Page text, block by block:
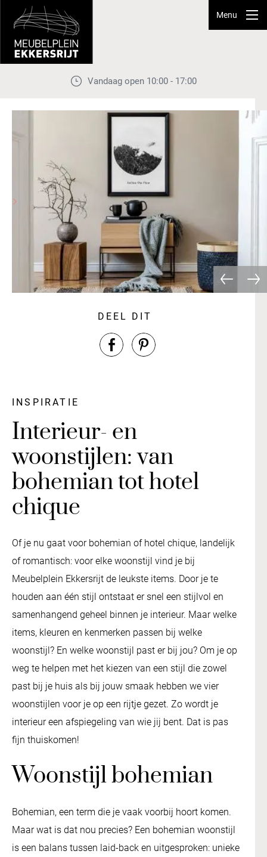
Menu
Vandaag open 10:00 - 17:00
DEEL DIT
INSPIRATIE
Interieur- en
woonstijlen: van
bohemian tot hotel
chique
Of je nu gaat voor bohemian of hotel chique, landelijk
of romantisch: voor elke woonstijl vind je bij
Meubelplein Ekkersrijt de leukste items. Door je te
houden aan één stijl ontstaat er snel een stijlvol en
samenhangend geheel binnen je interieur. Maar welke
items, kleuren en kenmerken passen bij welke
woonstijl? En welke woonstijl past er bij jou? Om je op
weg te helpen met het kiezen van een stijl die zowel
past bij je huis als bij jouw smaak hebben we vier
woonstijlen voor je op een rijtje gezet. Zo wordt je
interieur een afspiegeling van wie jij bent. Dat is pas
fijn thuiskomen!
Woonstijl bohemian
Bohemian, een term die je vaak voorbij hoort komen.
Maar wat is dat nou precies? Een bohemian woonstijl
is een balans tussen laid-back en uitgesproken: unieke